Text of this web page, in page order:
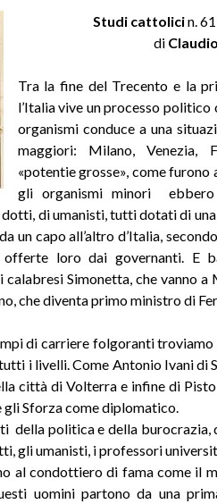
Studi cattolicin.
di
Tra la fine del Trecento e la
l’Italia vive un processo
organismi conduce a una
maggiori: Milano, Venezia,
«potentie grosse», come furono
gli organismi minori
di umanisti, tutti dotati di
un capo all’altro d’Italia,
loro dai governanti. E
calabresi Simonetta, che vanno
che diventa primo ministro di
di carriere folgoranti troviamo
i livelli. Come Antonio Ivani di
città di Volterra e infine di
Sforza come diplomatico.
della politica e della burocrazia,
gli umanisti, i professori
al condottiero di fama come il
uomini partono da una